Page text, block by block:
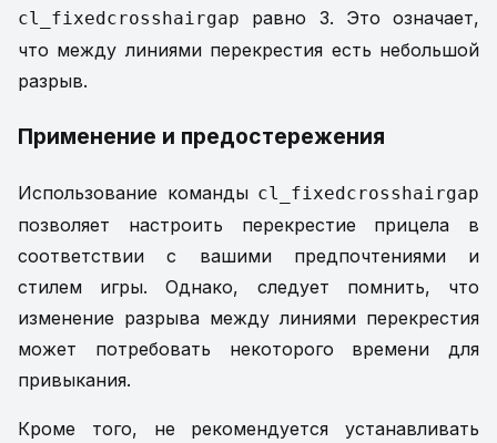
cl_fixedcrosshairgap равно 3. Это означает,
что между линиями перекрестия есть небольшой
разрыв.
Применение и предостережения
Использование команды cl_fixedcrosshairgap
позволяет настроить перекрестие прицела в
соответствии с вашими предпочтениями и
стилем игры. Однако, следует помнить, что
изменение разрыва между линиями перекрестия
может потребовать некоторого времени для
привыкания.
Кроме того, не рекомендуется устанавливать